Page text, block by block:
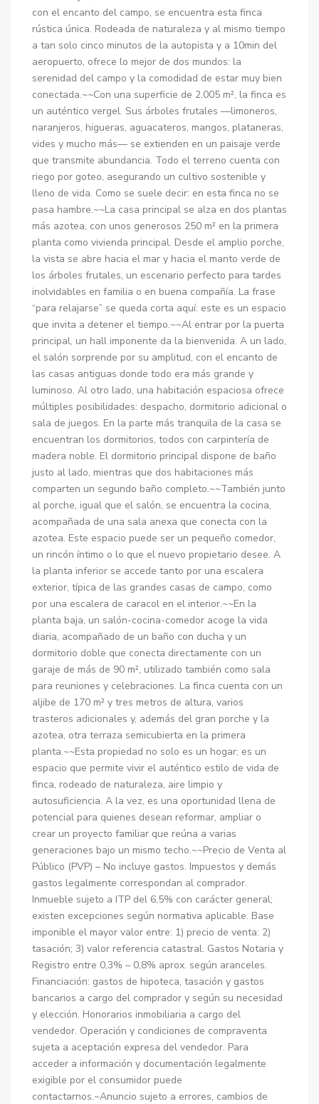
con el encanto del campo, se encuentra esta finca
rústica única. Rodeada de naturaleza y al mismo tiempo
a tan solo cinco minutos de la autopista y a 10min del
aeropuerto, ofrece lo mejor de dos mundos: la
serenidad del campo y la comodidad de estar muy bien
conectada.~~Con una superficie de 2.005 m², la finca es
un auténtico vergel. Sus árboles frutales —limoneros,
naranjeros, higueras, aguacateros, mangos, plataneras,
vides y mucho más— se extienden en un paisaje verde
que transmite abundancia. Todo el terreno cuenta con
riego por goteo, asegurando un cultivo sostenible y
lleno de vida. Como se suele decir: en esta finca no se
pasa hambre.~~La casa principal se alza en dos plantas
más azotea, con unos generosos 250 m² en la primera
planta como vivienda principal. Desde el amplio porche,
la vista se abre hacia el mar y hacia el manto verde de
los árboles frutales, un escenario perfecto para tardes
inolvidables en familia o en buena compañía. La frase
“para relajarse” se queda corta aquí: este es un espacio
que invita a detener el tiempo.~~Al entrar por la puerta
principal, un hall imponente da la bienvenida. A un lado,
el salón sorprende por su amplitud, con el encanto de
las casas antiguas donde todo era más grande y
luminoso. Al otro lado, una habitación espaciosa ofrece
múltiples posibilidades: despacho, dormitorio adicional o
sala de juegos. En la parte más tranquila de la casa se
encuentran los dormitorios, todos con carpintería de
madera noble. El dormitorio principal dispone de baño
justo al lado, mientras que dos habitaciones más
comparten un segundo baño completo.~~También junto
al porche, igual que el salón, se encuentra la cocina,
acompañada de una sala anexa que conecta con la
azotea. Este espacio puede ser un pequeño comedor,
un rincón íntimo o lo que el nuevo propietario desee. A
la planta inferior se accede tanto por una escalera
exterior, típica de las grandes casas de campo, como
por una escalera de caracol en el interior.~~En la
planta baja, un salón-cocina-comedor acoge la vida
diaria, acompañado de un baño con ducha y un
dormitorio doble que conecta directamente con un
garaje de más de 90 m², utilizado también como sala
para reuniones y celebraciones. La finca cuenta con un
aljibe de 170 m² y tres metros de altura, varios
trasteros adicionales y, además del gran porche y la
azotea, otra terraza semicubierta en la primera
planta.~~Esta propiedad no solo es un hogar; es un
espacio que permite vivir el auténtico estilo de vida de
finca, rodeado de naturaleza, aire limpio y
autosuficiencia. A la vez, es una oportunidad llena de
potencial para quienes desean reformar, ampliar o
crear un proyecto familiar que reúna a varias
generaciones bajo un mismo techo.~~Precio de Venta al
Público (PVP) – No incluye gastos. Impuestos y demás
gastos legalmente correspondan al comprador.
Inmueble sujeto a ITP del 6,5% con carácter general;
existen excepciones según normativa aplicable. Base
imponible el mayor valor entre: 1) precio de venta: 2)
tasación; 3) valor referencia catastral. Gastos Notaria y
Registro entre 0,3% – 0,8% aprox. según aranceles.
Financiación: gastos de hipoteca, tasación y gastos
bancarios a cargo del comprador y según su necesidad
y elección. Honorarios inmobiliaria a cargo del
vendedor. Operación y condiciones de compraventa
sujeta a aceptación expresa del vendedor. Para
acceder a información y documentación legalmente
exigible por el consumidor puede
contactarnos.~Anuncio sujeto a errores, cambios de